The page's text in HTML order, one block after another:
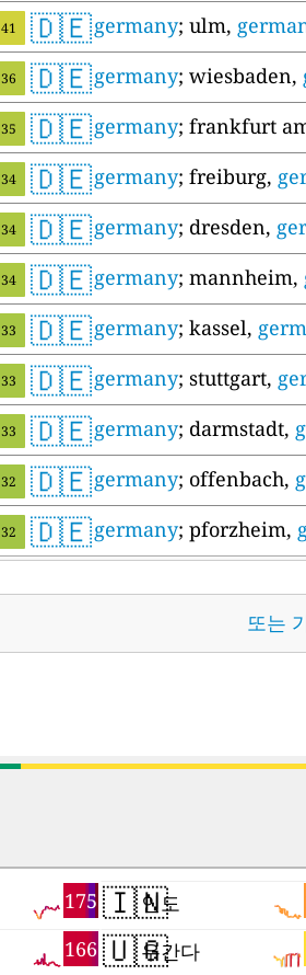
41 🇩🇪germany; ulm,
36 🇩🇪germany; wiesbaden,
35 🇩🇪germany; frankfurt
34 🇩🇪germany; freiburg,
34 🇩🇪germany; dresden,
34 🇩🇪germany; mannheim,
33 🇩🇪germany; kassel,
33 🇩🇪germany; stuttgart,
33 🇩🇪germany; darmstadt,
32 🇩🇪germany; offenbach,
32 🇩🇪germany; pforzheim,
또는
175
166
🇮🇳
인도
🇺🇬우간다